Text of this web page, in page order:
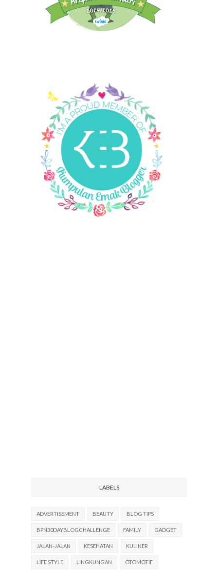
LABELS
ADVERTISEMENT BEAUTY BLOG TIPS
BPN30DAYBLOGCHALLENGE FAMILY GADGET
JALAN-JALAN KESEHATAN KULINER
LIFE STYLE LINGKUNGAN OTOMOTIF